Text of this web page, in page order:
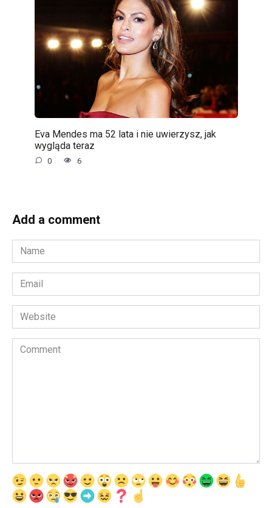
Eva Mendes ma 52 lata i nie uwierzysz, jak
wygląda teraz
0 6
Add a comment
Name
*
Email
*
Website
Comment